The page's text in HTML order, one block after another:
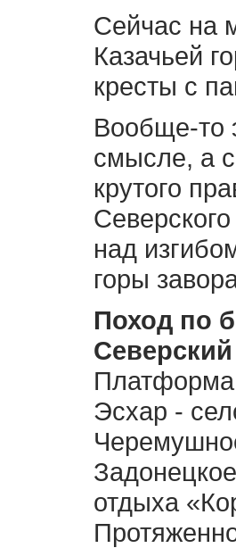
Сейчас на
Казачьей
кресты с
Вообще-то
смысле, а
крутого
над
горы
Поход по
Платформа
Эсхар -
отдыха